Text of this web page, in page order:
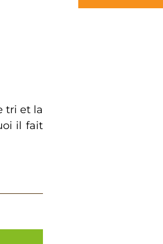
tri et la
il fait